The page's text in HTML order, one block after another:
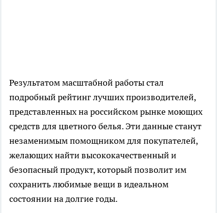
Результатом масштабной работы стал
подробный рейтинг лучших производителей,
представленных на российском рынке моющих
средств для цветного белья. Эти данные станут
незаменимым помощником для покупателей,
желающих найти высококачественный и
безопасный продукт, который позволит им
сохранить любимые вещи в идеальном
состоянии на долгие годы.